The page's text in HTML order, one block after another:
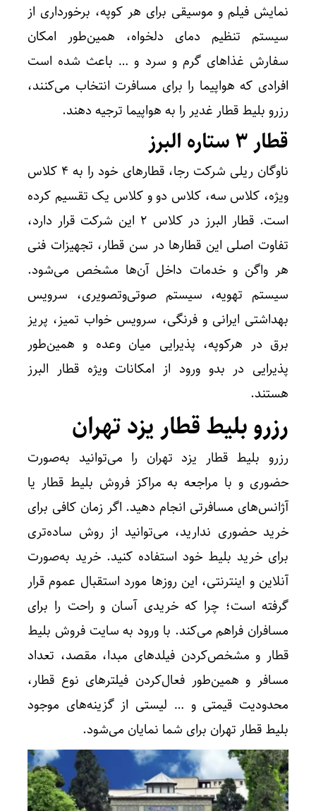
نمایش فیلم و موسیقی برای هر کوپه، برخورداری از
سیستم تنظیم دمای دلخواه، همین‌طور امکان
سفارش غذاهای گرم و سرد و … باعث شده است
افرادی که هواپیما را برای مسافرت انتخاب می‌کنند،
رزرو بلیط قطار غدیر را به هواپیما ترجیه دهند.
قطار ۳ ستاره البرز
ناوگان ریلی شرکت رجا، قطارهای خود را به ۴ کلاس
ویژه، کلاس سه، کلاس دو و کلاس یک تقسیم کرده
است. قطار البرز در کلاس ۲ این شرکت قرار دارد،
تفاوت اصلی این قطارها در سن قطار، تجهیزات فنی
هر واگن و خدمات داخل آن‌ها مشخص می‌شود.
سیستم تهویه، سیستم صوتی‌وتصویری، سرویس
بهداشتی ایرانی و فرنگی، سرویس خواب تمیز، پریز
برق در هرکوپه، پذیرایی میان وعده و همین‌طور
پذیرایی در بدو ورود از امکانات ویژه قطار البرز
هستند.
رزرو بلیط قطار یزد تهران
رزرو بلیط قطار یزد تهران را می‌توانید به‌صورت
حضوری و با مراجعه به مراکز فروش بلیط قطار یا
آژانس‌های مسافرتی انجام دهید. اگر زمان کافی برای
خرید حضوری ندارید، می‌توانید از روش ساده‌تری
برای خرید بلیط خود استفاده کنید. خرید به‌صورت
آنلاین و اینترنتی، این روزها مورد استقبال عموم قرار
گرفته است؛ چرا که خریدی آسان و راحت را برای
مسافران فراهم می‌کند. با ورود به سایت فروش بلیط
قطار و مشخص‌کردن فیلدهای مبدا، مقصد، تعداد
مسافر و همین‌طور فعال‌کردن فیلترهای نوع قطار،
محدودیت قیمتی و … لیستی از گزینه‌های موجود
بلیط قطار تهران برای شما نمایان می‌شود.